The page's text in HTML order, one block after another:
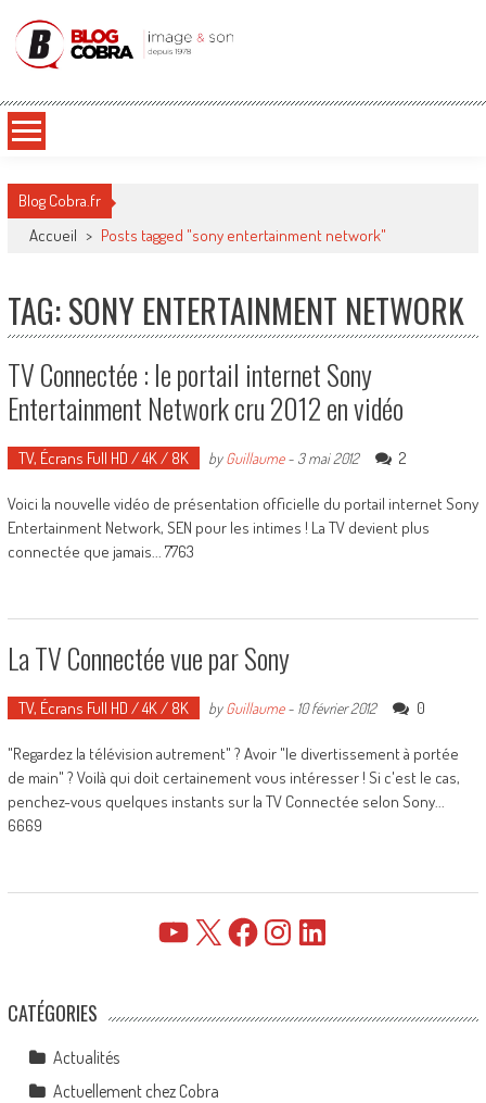
Blog Cobra
Blog Cobra.fr
Accueil > Posts tagged "sony entertainment network"
TAG: SONY ENTERTAINMENT NETWORK
TV Connectée : le portail internet Sony
Entertainment Network cru 2012 en vidéo
TV, Écrans Full HD / 4K / 8K byGuillaume- 3 mai 2012 2
Voici la nouvelle vidéo de présentation officielle du portail internet Sony
Entertainment Network, SEN pour les intimes ! La TV devient plus
connectée que jamais... 7763
La TV Connectée vue par Sony
TV, Écrans Full HD / 4K / 8K byGuillaume- 10 février 2012 0
"Regardez la télévision autrement" ? Avoir "le divertissement à portée
de main" ? Voilà qui doit certainement vous intéresser ! Si c'est le cas,
penchez-vous quelques instants sur la TV Connectée selon Sony...
6669
YouTube FacebookInstagramLinkedIn
CATÉGORIES
Actualités
Actuellement chez Cobra